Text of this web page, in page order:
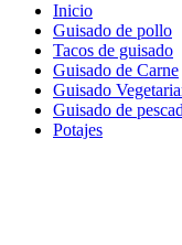
Inicio
Guisado de pollo
Tacos de guisado
Guisado de Carne
Guisado
Guisado de
Potajes